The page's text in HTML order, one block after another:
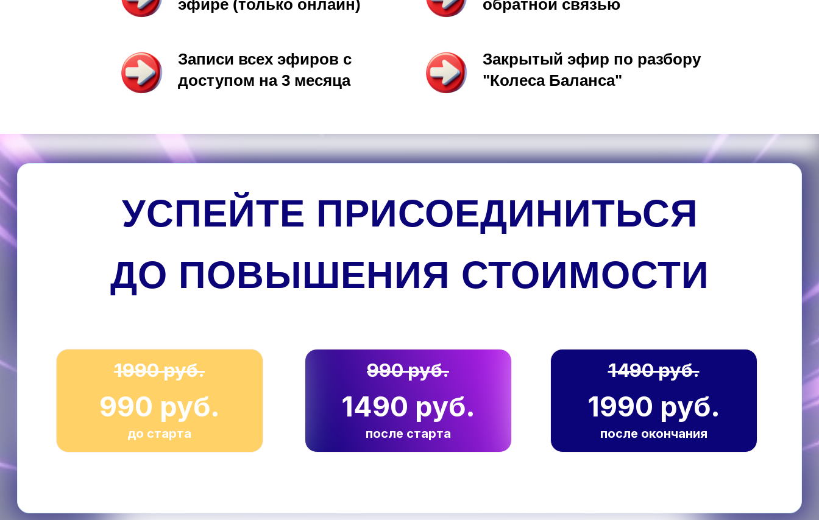
эфире (только онлайн)
обратной связью
Записи всех эфиров с
доступом на 3 месяца
Закрытый эфир по разбору
"Колеса Баланса"
УСПЕЙТЕ ПРИСОЕДИНИТЬСЯ
1490 руб.
после старта
990 руб.
1990 руб.
после окончания
1490 руб.
990 руб.
до старта
1990 руб.
ДО ПОВЫШЕНИЯ СТОИМОСТИ